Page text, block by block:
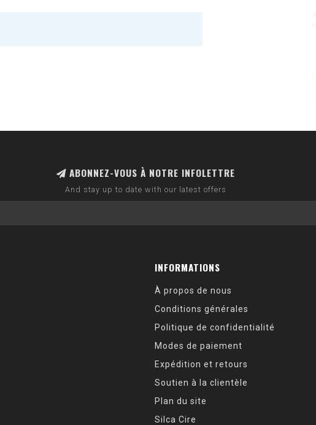
ABONNEZ-VOUS À NOTRE INFOLETTRE
And stay up to date with our latest offers
INFORMATIONS
À propos de nous
Conditions générales
Politique de confidentialité
Modes de paiement
Expédition et retours
Soutien à la clientèle
Plan du site
Silca Cire